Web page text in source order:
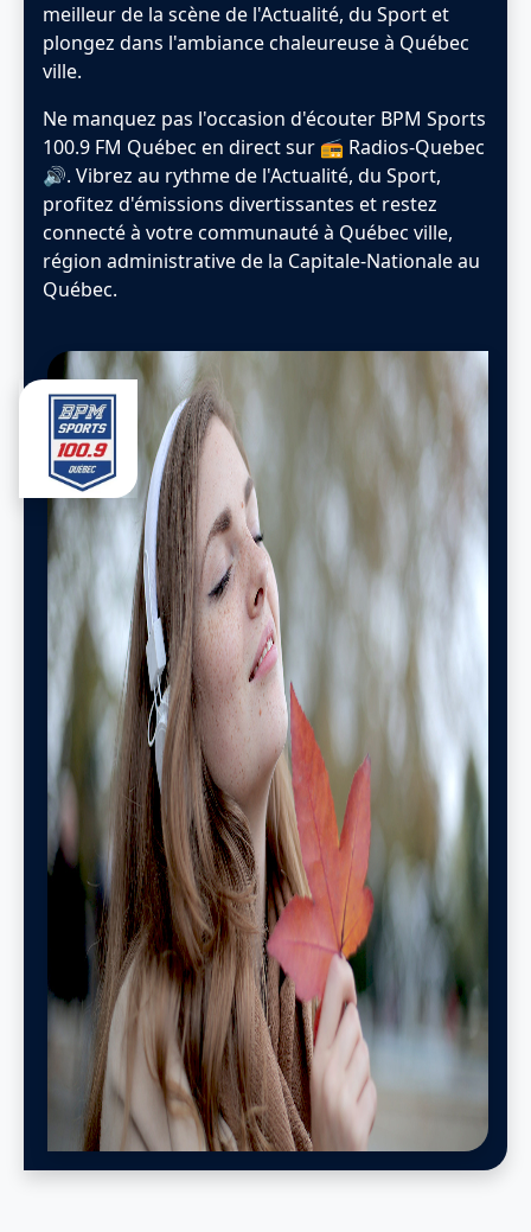
meilleur de la scène de l'Actualité, du Sport et
plongez dans l'ambiance chaleureuse à Québec
ville.
Ne manquez pas l'occasion d'écouter BPM Sports
100.9 FM Québec en direct sur 📻 Radios-Quebec
🔊. Vibrez au rythme de l'Actualité, du Sport,
profitez d'émissions divertissantes et restez
connecté à votre communauté à Québec ville,
région administrative de la Capitale-Nationale au
Québec.